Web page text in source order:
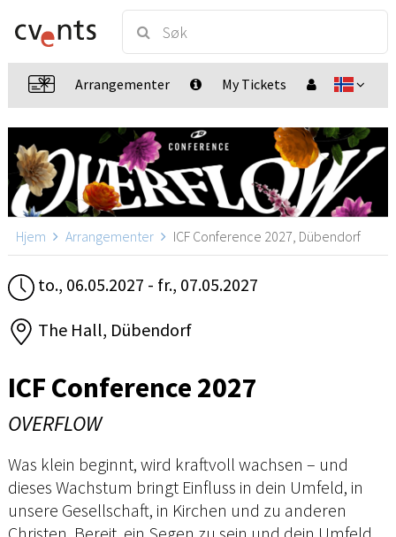
Arrangementer My Tickets
Hjem Arrangementer ICF Conference 2027, Dübendorf
to., 06.05.2027 - fr., 07.05.2027
The Hall, Dübendorf
ICF Conference 2027
OVERFLOW
Was klein beginnt, wird kraftvoll wachsen – und
dieses Wachstum bringt Einfluss in dein Umfeld, in
unsere Gesellschaft, in Kirchen und zu anderen